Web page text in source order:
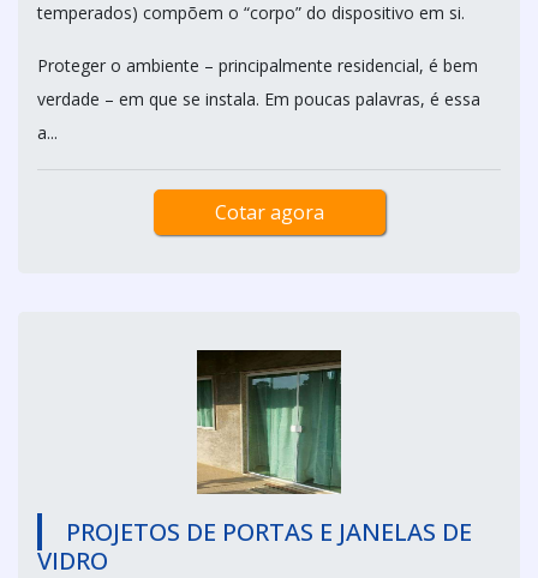
temperados) compõem o “corpo” do dispositivo em si.
Proteger o ambiente – principalmente residencial, é bem
verdade – em que se instala. Em poucas palavras, é essa
a...
Cotar agora
PROJETOS DE PORTAS E JANELAS DE
VIDRO